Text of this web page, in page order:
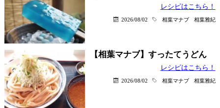
レシピはこちら！
2026/08/02 相葉マナブ 相葉雅紀
【相葉マナブ】すったてうどん
レシピはこちら！
2026/08/02 相葉マナブ 相葉雅紀